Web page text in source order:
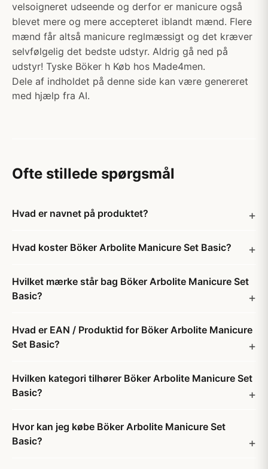
velsoigneret udseende og derfor er manicure også
blevet mere og mere accepteret iblandt mænd. Flere
mænd får altså manicure reglmæssigt og det kræver
selvfølgelig det bedste udstyr. Aldrig gå ned på
udstyr! Tyske Böker h Køb hos Made4men.
Dele af indholdet på denne side kan være genereret
med hjælp fra AI.
Ofte stillede spørgsmål
Hvad er navnet på produktet?
Hvad koster Böker Arbolite Manicure Set Basic?
Hvilket mærke står bag Böker Arbolite Manicure Set
Basic?
Hvad er EAN / Produktid for Böker Arbolite Manicure
Set Basic?
Hvilken kategori tilhører Böker Arbolite Manicure Set
Basic?
Hvor kan jeg købe Böker Arbolite Manicure Set
Basic?